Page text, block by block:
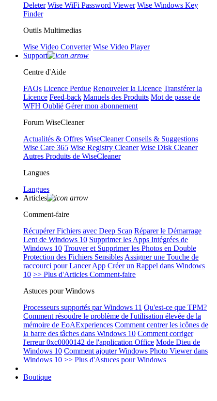
Deleter Wise WiFi Password Viewer Wise Windows Key
Finder
Outils Multimedias
Wise Video Converter Wise Video Player
Support
Centre d'Aide
FAQs Licence Perdue Renouveler la Licence Transférer la
Licence Feed-back Manuels des Produits Mot de passe de
WFH Oublié Gérer mon abonnement
Forum WiseCleaner
Actualités & Offres WiseCleaner Conseils & Suggestions
Wise Care 365 Wise Registry Cleaner Wise Disk Cleaner
Autres Produits de WiseCleaner
Langues
Langues
Articles
Comment-faire
Récupérer Fichiers avec Deep Scan Réparer le Démarrage
Lent de Windows 10 Supprimer les Apps Intégrées de
Windows 10 Trouver et Supprimer les Photos en Double
Protection des Fichiers Sensibles Assigner une Touche de
raccourci pour Lancer App Créer un Rappel dans Windows
10 >> Plus d'Articles Comment-faire
Astuces pour Windows
Processeurs supportés par Windows 11 Qu'est-ce que TPM?
Comment résoudre le problème de l'utilisation élevée de la
mémoire de EoAExperiences Comment centrer les icônes de
la barre des tâches dans Windows 10 Comment corriger
l'erreur 0xc0000142 de l'application Office Mode Dieu de
Windows 10 Comment ajouter Windows Photo Viewer dans
Windows 10 >> Plus d'Astuces pour Windows
Boutique